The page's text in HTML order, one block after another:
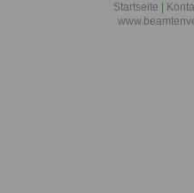
Startseite